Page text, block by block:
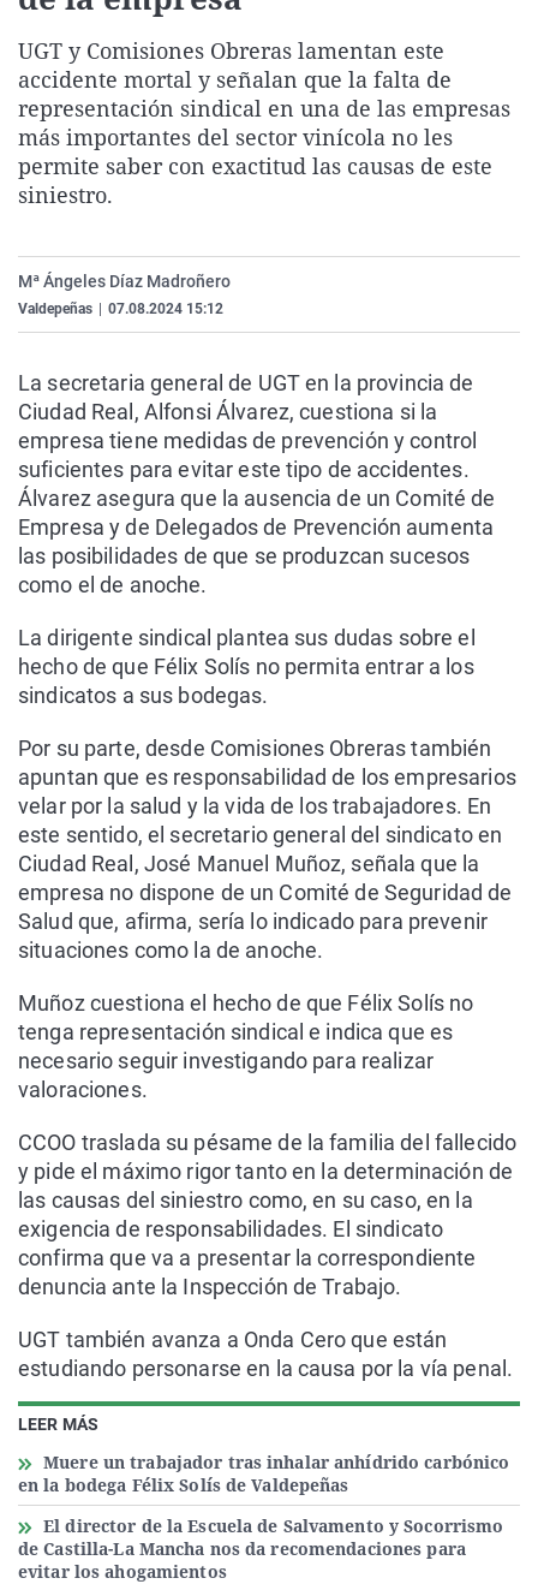
Gente viajera
Como el perro y el
Retornados
Equipo de
Operación Viuda
Galicia
La Rioja
Navarra
Televisión
Elecciones
UGT y Comisiones Obreras lamentan este
accidente mortal y señalan que la falta de
representación sindical en una de las empresas
más importantes del sector vinícola no les
permite saber con exactitud las causas de este
siniestro.
Mª Ángeles Díaz Madroñero
Valdepeñas 07.08.2024 15:12
LEER MÁS
Muere un trabajador tras inhalar anhídrido carbónico
en la bodega Félix Solís de Valdepeñas
El director de la Escuela de Salvamento y Socorrismo
de Castilla-La Mancha nos da recomendaciones para
evitar los ahogamientos
La secretaria general de UGT en la provincia de
Ciudad Real, Alfonsi Álvarez, cuestiona si la
empresa tiene medidas de prevención y control
suficientes para evitar este tipo de accidentes.
Álvarez asegura que la ausencia de un Comité de
Empresa y de Delegados de Prevención aumenta
las posibilidades de que se produzcan sucesos
como el de anoche.
La dirigente sindical plantea sus dudas sobre el
hecho de que Félix Solís no permita entrar a los
sindicatos a sus bodegas.
Por su parte, desde Comisiones Obreras también
apuntan que es responsabilidad de los empresarios
velar por la salud y la vida de los trabajadores. En
este sentido, el secretario general del sindicato en
Ciudad Real, José Manuel Muñoz, señala que la
empresa no dispone de un Comité de Seguridad de
Salud que, afirma, sería lo indicado para prevenir
situaciones como la de anoche.
Muñoz cuestiona el hecho de que Félix Solís no
tenga representación sindical e indica que es
necesario seguir investigando para realizar
valoraciones.
CCOO traslada su pésame de la familia del fallecido
y pide el máximo rigor tanto en la determinación de
las causas del siniestro como, en su caso, en la
exigencia de responsabilidades. El sindicato
confirma que va a presentar la correspondiente
denuncia ante la Inspección de Trabajo.
UGT también avanza a Onda Cero que están
estudiando personarse en la causa por la vía penal.